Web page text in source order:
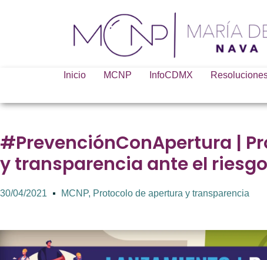
Inicio MCNP InfoCDMX
#PrevenciónConApertura |
y transparencia ante el riesgo
30/04/2021 MCNP, Protocolo de apertura y transparencia